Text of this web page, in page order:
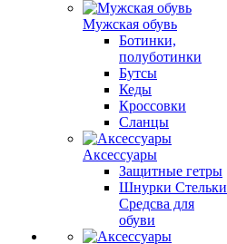
Мужская обувь
Ботинки,
полуботинки
Бутсы
Кеды
Кроссовки
Сланцы
Аксессуары
Защитные гетры
Шнурки Стельки
Средсва для
обуви